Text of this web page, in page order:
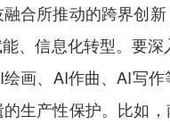
合所推动的跨界创
、信息化转型。要
画、AI作曲、AI写
生产性保护。比如